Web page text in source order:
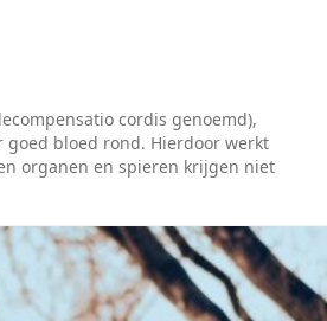
cordis genoemd),
bloed rond. Hierdoor werkt
organen en spieren krijgen niet
De bloedvaten raken